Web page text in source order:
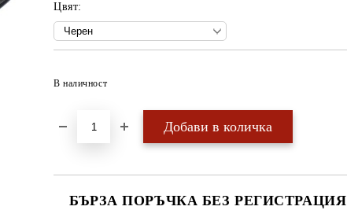
Цвят:
В наличност
БЪРЗА ПОРЪЧКА БЕЗ РЕГИСТРАЦИЯ